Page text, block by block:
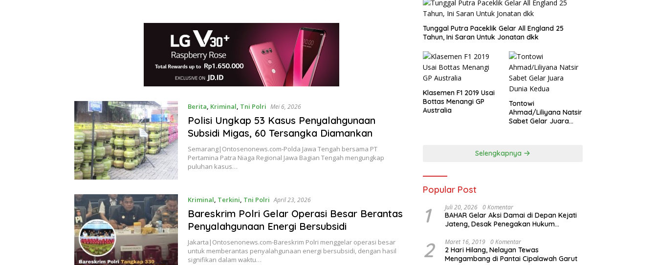
Berita, Kriminal, Tni Polri Mei 6, 2026
Polisi Ungkap 53 Kasus Penyalahgunaan
Subsidi Migas, 60 Tersangka Diamankan
Semarang|Ontosenonews.com-Polda Jawa Tengah bersama PT
Pertamina Patra Niaga Regional Jawa Bagian Tengah mengungkap
puluhan kasus…
Kriminal, Terkini, Tni Polri April 23, 2026
Bareskrim Polri Gelar Operasi Besar Berantas
Penyalahgunaan Energi Bersubsidi
Jakarta|Ontosenonews.com-Bareskrim Polri menggelar operasi besar
untuk memberantas penyalahgunaan energi bersubsidi, dengan hasil
signifikan dalam waktu…
Tunggal Putra Paceklik Gelar All England 25
Tahun, Ini Saran Untuk Jonatan dkk
Klasemen F1 2019 Usai
Bottas Menangi GP
Australia
Tontowi
Ahmad/Liliyana Natsir
Sabet Gelar Juara
Selengkapnya
Popular Post
1 Juli 20, 2026 0 Komentar
BAHAR Gelar Aksi Damai di Depan Kejati
Jateng, Desak Penegakan Hukum
2 Maret 16, 2019 0 Komentar
2 Hari Hilang, Nelayan Tewas
Mengambang di Pantai Cipalawah Garut